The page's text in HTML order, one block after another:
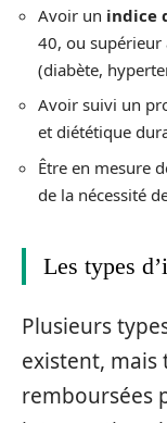
Avoir un indice
40, ou supérieur
(diabète,
Avoir suivi un
et diététique
Être en mesure
de la nécessité
Les types
Plusieurs
existent, mais
remboursées